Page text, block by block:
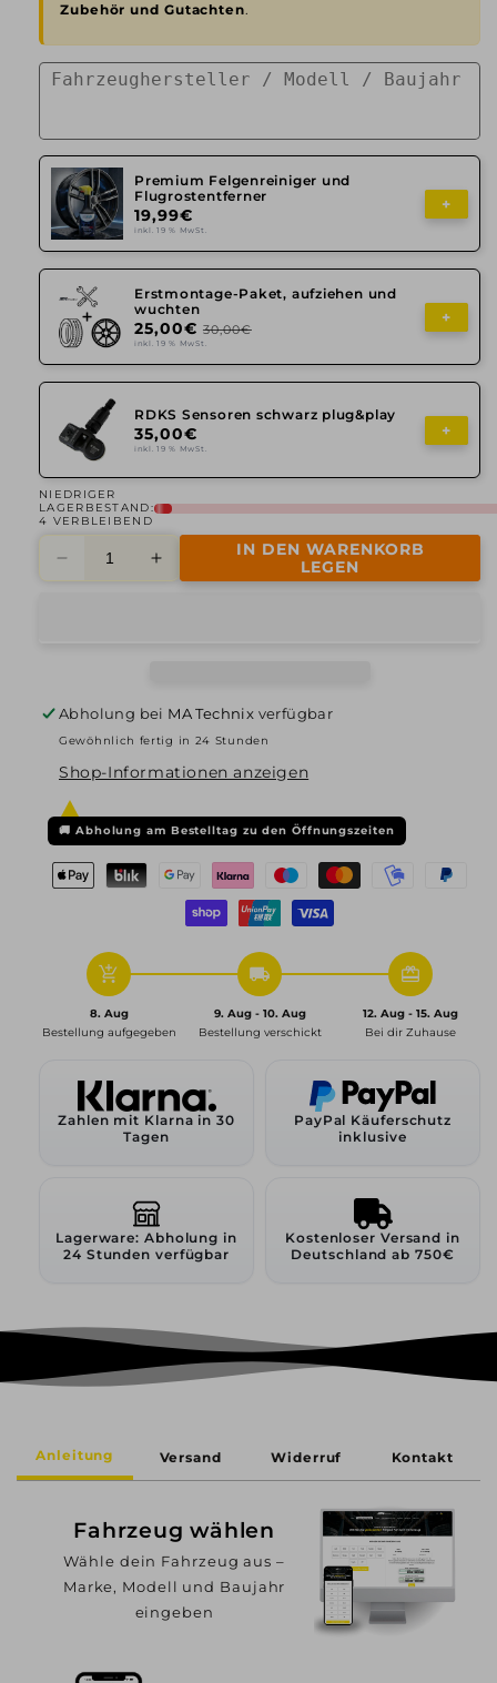
Zubehör und Gutachten.
Premium Felgenreiniger und
Flugrostentferner
19,99€
inkl. 19 % MwSt.
+
Erstmontage-Paket, aufziehen und
wuchten
25,00€ 30,00€
inkl. 19 % MwSt.
+
RDKS Sensoren schwarz plug&play
35,00€
inkl. 19 % MwSt.
+
NIEDRIGER
LAGERBESTAND:
4 VERBLEIBEND
Verringere
6x15
ET43
57,1,
polar-
silber
Erhöhe
6x15
ET43
5x112
57,1,
silber
IN DEN WARENKORB
LEGEN
Abholung bei MA Technix verfügbar
Gewöhnlich fertig in 24 Stunden
Shop-Informationen anzeigen
🚚 Abholung am Bestelltag zu den Öffnungszeiten
add_shopping_cart
8. Aug
Bestellung aufgegeben
local_shipping
9. Aug - 10. Aug
Bestellung verschickt
redeem
12. Aug - 15. Aug
Bei dir Zuhause
Zahlen mit Klarna in 30
Tagen
PayPal Käuferschutz
inklusive
Lagerware: Abholung in
24 Stunden verfügbar
Kostenloser Versand in
Deutschland ab 750€
Anleitung Versand Widerruf Kontakt
Fahrzeug wählen
Wähle dein Fahrzeug aus –
Marke, Modell und Baujahr
eingeben